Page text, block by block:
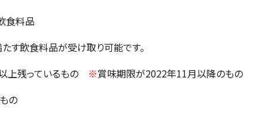
食料品
す飲食料品が受け取り可能です。
上残っているもの ※賞味期限が2022年11月以降のもの
の